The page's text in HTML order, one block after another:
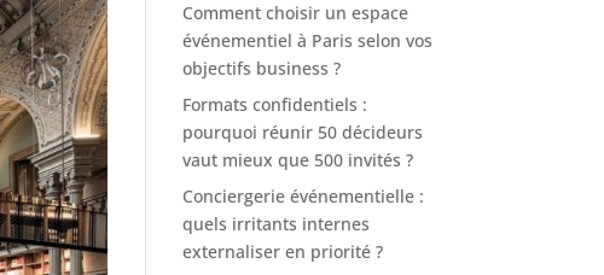
Comment choisir un espace
événementiel à Paris selon vos
objectifs business ?
Formats confidentiels :
pourquoi réunir 50 décideurs
vaut mieux que 500 invités ?
Conciergerie événementielle :
quels irritants internes
externaliser en priorité ?